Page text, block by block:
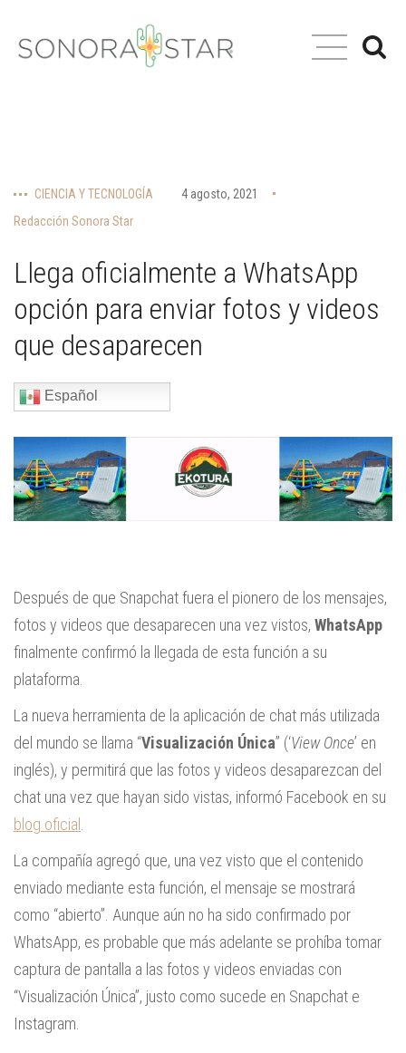
CIENCIA Y TECNOLOGÍA
4 agosto, 2021
Redacción Sonora Star
Llega oficialmente a WhatsApp
opción para enviar fotos y videos
que desaparecen
Español
Después de que Snapchat fuera el pionero de los mensajes,
fotos y videos que desaparecen una vez vistos, WhatsApp
finalmente confirmó la llegada de esta función a su
plataforma.
La nueva herramienta de la aplicación de chat más utilizada
del mundo se llama “Visualización Única” (‘View Once’ en
inglés), y permitirá que las fotos y videos desaparezcan del
chat una vez que hayan sido vistas, informó Facebook en su
blog oficial
La compañía agregó que, una vez visto que el contenido
enviado mediante esta función, el mensaje se mostrará
como “abierto”. Aunque aún no ha sido confirmado por
WhatsApp, es probable que más adelante se prohíba tomar
captura de pantalla a las fotos y videos enviadas con
“Visualización Única”, justo como sucede en Snapchat e
Instagram.